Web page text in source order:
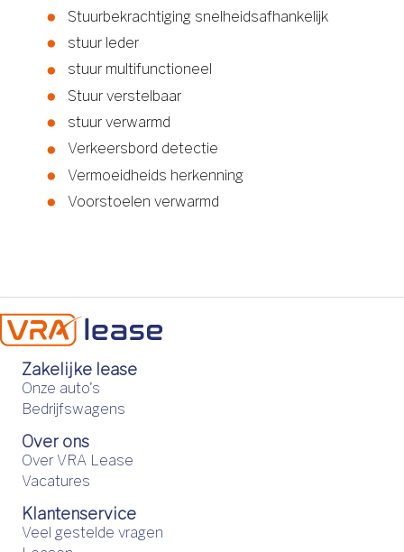
Stuurbekrachtiging snelheidsafhankelijk
stuur leder
stuur multifunctioneel
Stuur verstelbaar
stuur verwarmd
Verkeersbord detectie
Vermoeidheids herkenning
Voorstoelen verwarmd
Zakelijke lease
Onze auto's
Bedrijfswagens
Over ons
Over VRA Lease
Vacatures
Klantenservice
Veel gestelde vragen